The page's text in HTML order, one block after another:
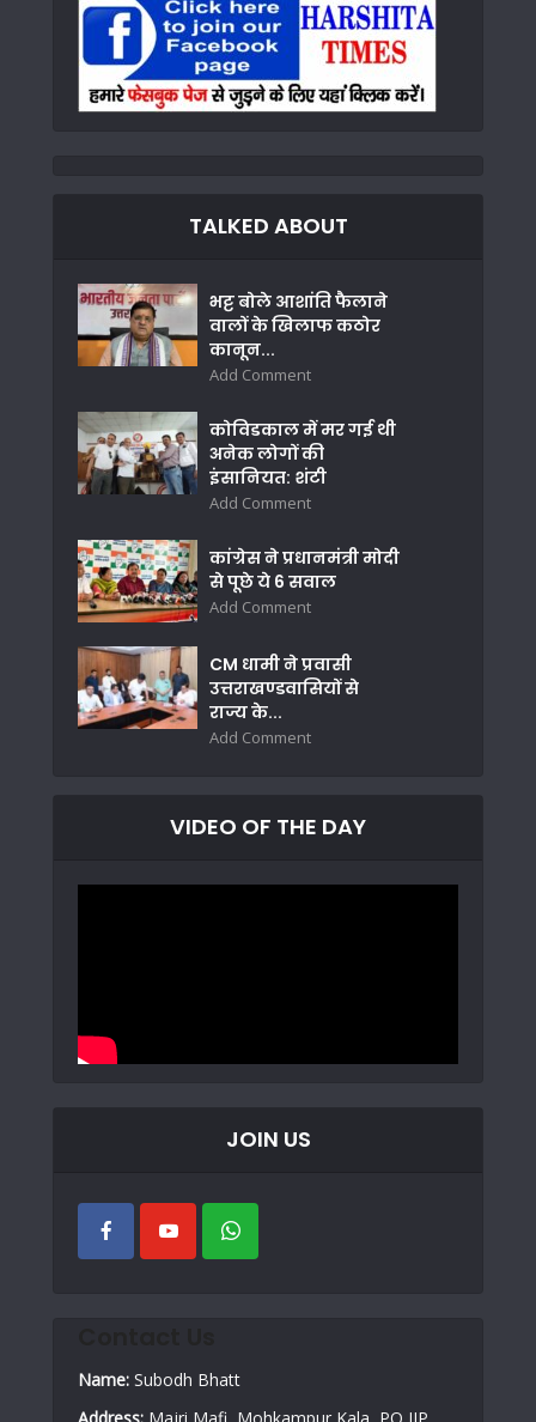
TALKED ABOUT
भट्ट बोले आशांति फैलाने
वालों के खिलाफ कठोर
कानून...
Add Comment
कोविडकाल में मर गई थी
अनेक लोगों की
इंसानियत: शंटी
Add Comment
कांग्रेस ने प्रधानमंत्री मोदी
से पूछे ये 6 सवाल
Add Comment
CM धामी ने प्रवासी
उत्तराखण्डवासियों से
राज्य के...
Add Comment
VIDEO OF THE DAY
JOIN US
Name: Subodh Bhatt
Address: Majri Mafi, Mohkampur Kala, PO IIP,